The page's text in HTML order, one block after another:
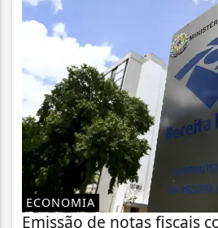
ECONOMIA
Emissão de notas fiscais